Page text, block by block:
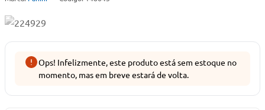
Ops! Infelizmente, este produto está sem estoque no
momento, mas em breve estará de volta.